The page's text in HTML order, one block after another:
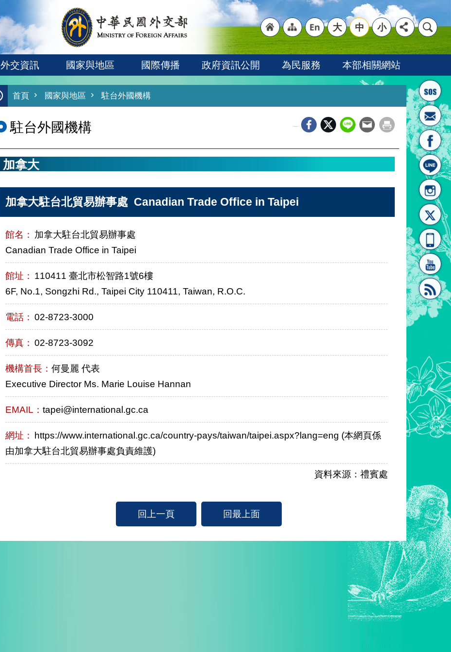
首頁
"網
站導
"英
文語
大 中 小
外交資訊 國家與地區 國際傳播 政府資訊公開 為民服務 本部相關網站
首頁 國家與地區 駐台外國機構
駐台外國機構
加拿大
加拿大駐台北貿易辦事處 Canadian Trade Office in Taipei
館名： 加拿大駐台北貿易辦事處
Canadian Trade Office in Taipei
館址： 110411 臺北市松智路1號6樓
6F, No.1, Songzhi Rd., Taipei City 110411, Taiwan, R.O.C.
電話： 02-8723-3000
傳真： 02-8723-3092
機構首長： 何曼麗 代表
Executive Director Ms. Marie Louise Hannan
EMAIL： tapei@international.gc.ca
網址： https://www.international.gc.ca/country-pays/taiwan/taipei.aspx?lang=eng (本網頁係
由加拿大駐台北貿易辦事處負責維護)
資料來源：禮賓處
回上一頁 回最上面